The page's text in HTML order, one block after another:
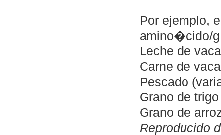
Por ejemplo,
amino�cido/g
Leche de
Carne de
Pescado
Grano de
Grano de
Reproducido